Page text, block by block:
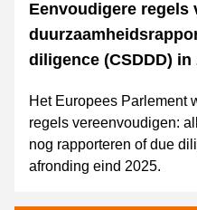
Eenvoudigere regels
diligence (CSDDD) in
Het Europees Parlement
regels vereenvoudigen:
nog rapporteren of due
afronding eind 2025.